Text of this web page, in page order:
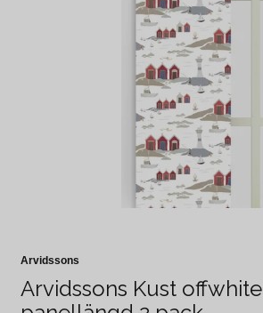
Arvidssons
Arvidssons Kust offwhite